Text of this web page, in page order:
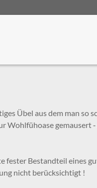
Übel aus dem man so
Wohlfühoase gemausert
fester Bestandteil eines
nicht berücksichtigt !